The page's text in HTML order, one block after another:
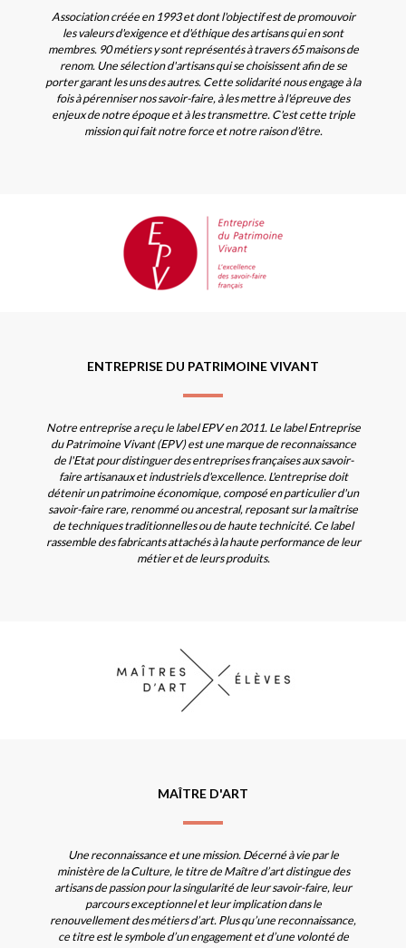
Association créée en 1993 et dont l'objectif est de promouvoir
les valeurs d'exigence et d'éthique des artisans qui en sont
membres. 90 métiers y sont représentés à travers 65 maisons de
renom. Une sélection d'artisans qui se choisissent afin de se
porter garant les uns des autres. Cette solidarité nous engage à la
fois à pérenniser nos savoir-faire, à les mettre à l'épreuve des
enjeux de notre époque et à les transmettre. C'est cette triple
mission qui fait notre force et notre raison d'être.
ENTREPRISE DU PATRIMOINE VIVANT
Notre entreprise a reçu le label EPV en 2011. Le label Entreprise
du Patrimoine Vivant (EPV) est une marque de reconnaissance
de l'Etat pour distinguer des entreprises françaises aux savoir-
faire artisanaux et industriels d'excellence. L'entreprise doit
détenir un patrimoine économique, composé en particulier d'un
savoir-faire rare, renommé ou ancestral, reposant sur la maîtrise
de techniques traditionnelles ou de haute technicité. Ce label
rassemble des fabricants attachés à la haute performance de leur
métier et de leurs produits.
MAÎTRE D'ART
Une reconnaissance et une mission. Décerné à vie par le
ministère de la Culture, le titre de Maître d’art distingue des
artisans de passion pour la singularité de leur savoir-faire, leur
parcours exceptionnel et leur implication dans le
renouvellement des métiers d’art. Plus qu’une reconnaissance,
ce titre est le symbole d’un engagement et d’une volonté de